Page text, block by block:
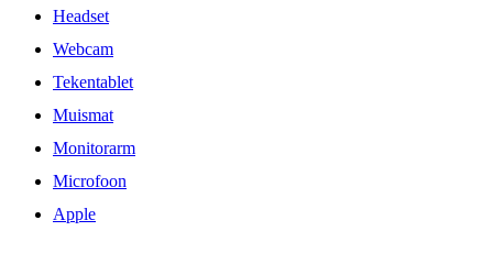
Headset
Webcam
Tekentablet
Muismat
Monitorarm
Microfoon
Apple